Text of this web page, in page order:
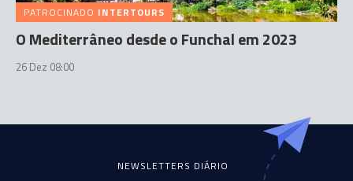
PATROCINADO INTERTOURS
O Mediterrâneo desde o Funchal em 2023
26 Dez 08:00
NEWSLETTERS DIÁRIO